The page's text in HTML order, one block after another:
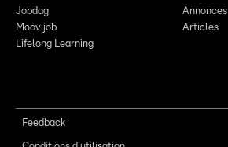
Jobdag
Moovijob
Lifelong Learning
Annonces
Articles
Feedback